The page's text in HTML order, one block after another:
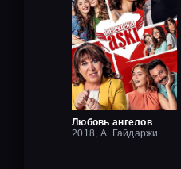
Любовь ангелов
2018, А. Гайдаржи